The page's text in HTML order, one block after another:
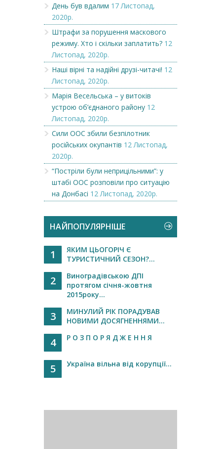
День був вдалим 17 Листопад,
2020р.
Штрафи за порушення маскового
режиму. Хто і скільки заплатить? 12
Листопад, 2020р.
Наші вірні та надійні друзі-читачі! 12
Листопад, 2020р.
Марія Весельська – у витоків
устрою об’єднаного району 12
Листопад, 2020р.
Сили ООС збили безпілотник
російських окупантів 12 Листопад,
2020р.
“Постріли були неприцільними”: у
штабі ООС розповіли про ситуацію
на Донбасі 12 Листопад, 2020р.
НАЙПОПУЛЯРНІШЕ
1
ЯКИМ ЦЬОГОРІЧ Є
ТУРИСТИЧНИЙ СЕЗОН?...
2
Виноградівською ДПІ
протягом січня-жовтня
2015року...
3
МИНУЛИЙ РІК ПОРАДУВАВ
НОВИМИ ДОСЯГНЕННЯМИ...
4 Р О З П О Р Я Д Ж Е Н Н Я
5 Україна вільна від корупції...